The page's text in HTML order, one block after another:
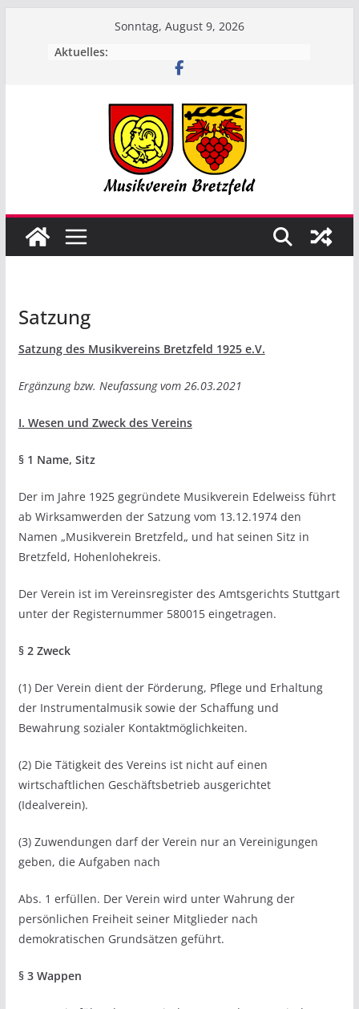
Sonntag, August 9, 2026
Aktuelles:
Satzung
Satzung des Musikvereins Bretzfeld 1925 e.V.
Ergänzung bzw. Neufassung vom 26.03.2021
I. Wesen und Zweck des Vereins
§ 1 Name, Sitz
Der im Jahre 1925 gegründete Musikverein Edelweiss führt
ab Wirksamwerden der Satzung vom 13.12.1974 den
Namen „Musikverein Bretzfeld„ und hat seinen Sitz in
Bretzfeld, Hohenlohekreis.
Der Verein ist im Vereinsregister des Amtsgerichts Stuttgart
unter der Registernummer 580015 eingetragen.
§ 2 Zweck
(1) Der Verein dient der Förderung, Pflege und Erhaltung
der Instrumentalmusik sowie der Schaffung und
Bewahrung sozialer Kontaktmöglichkeiten.
(2) Die Tätigkeit des Vereins ist nicht auf einen
wirtschaftlichen Geschäftsbetrieb ausgerichtet
(Idealverein).
(3) Zuwendungen darf der Verein nur an Vereinigungen
geben, die Aufgaben nach
Abs. 1 erfüllen. Der Verein wird unter Wahrung der
persönlichen Freiheit seiner Mitglieder nach
demokratischen Grundsätzen geführt.
§ 3 Wappen